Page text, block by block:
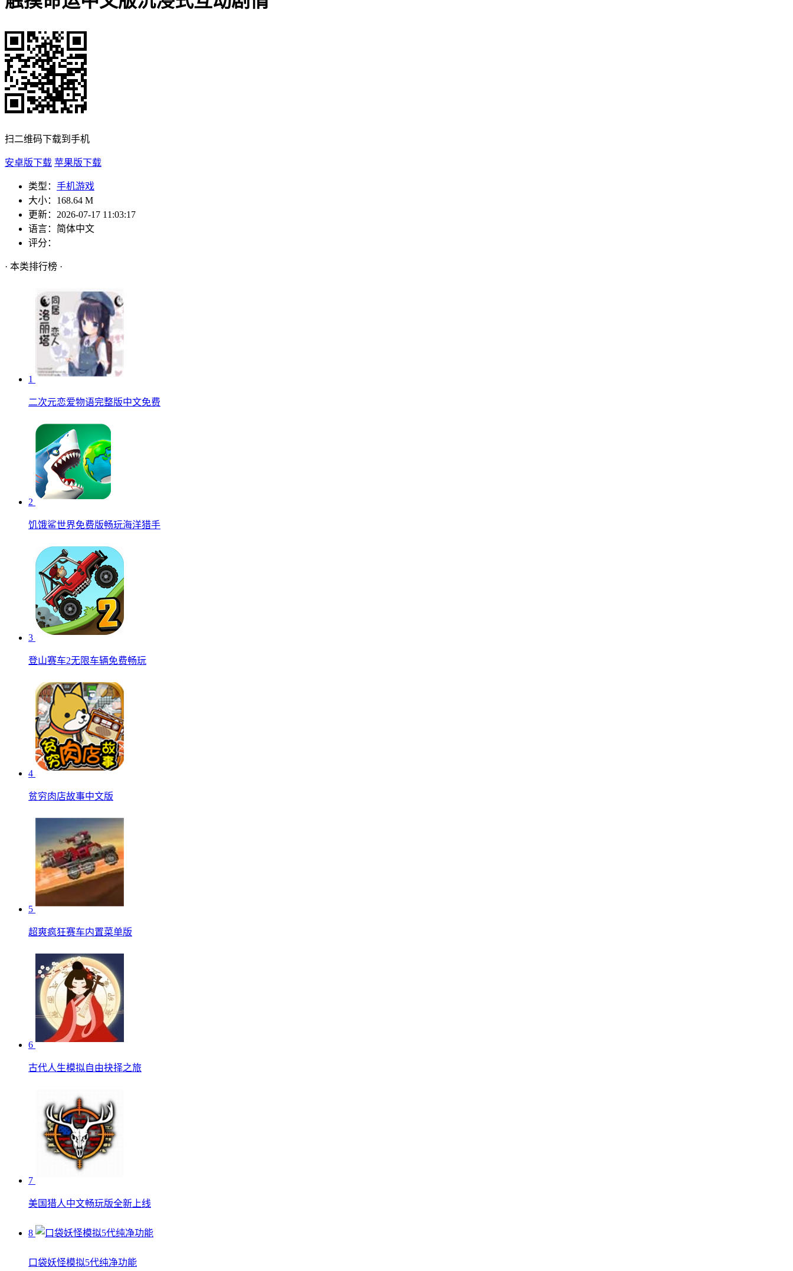
扫二维码下载到手机
安卓版下载 苹果版下载
类型： 手机游戏
大小： 168.64 M
更新： 2026-07-17 11:03:17
语言： 简体中文
评分：
· 本类排行榜 ·
1
二次元恋爱物语完整版中文免费
2
饥饿鲨世界免费版畅玩海洋猎手
3
登山赛车2无限车辆免费畅玩
4
贫穷肉店故事中文版
5
超爽疯狂赛车内置菜单版
6
古代人生模拟自由抉择之旅
7
美国猎人中文畅玩版全新上线
8
口袋妖怪模拟5代纯净功能